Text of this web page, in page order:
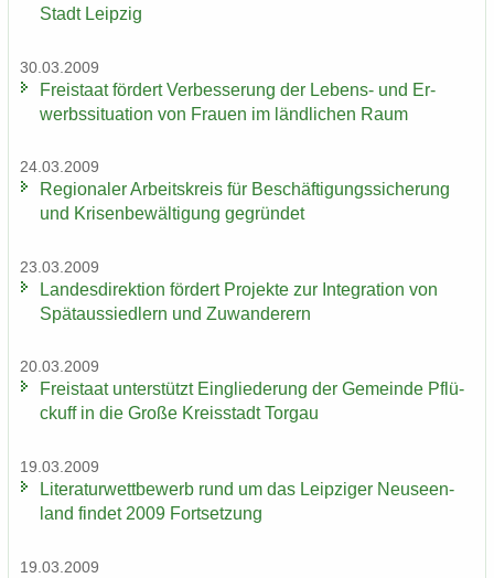
Stadt Leip­zig
30.03.2009
Frei­staat för­dert Ver­bes­se­rung der Lebens-​ und Er­
werbs­si­tua­ti­on von Frau­en im länd­li­chen Raum
24.03.2009
Re­gio­na­ler Ar­beits­kreis für Be­schäf­ti­gungs­si­che­rung
und Kri­sen­be­wäl­ti­gung ge­grün­det
23.03.2009
Lan­des­di­rek­ti­on för­dert Pro­jek­te zur In­te­gra­ti­on von
Spät­aus­sied­lern und Zu­wan­de­rern
20.03.2009
Frei­staat un­ter­stützt Ein­glie­de­rung der Ge­mein­de Pflü­
ckuff in die Große Kreis­stadt Tor­gau
19.03.2009
Li­te­ra­tur­wett­be­werb rund um das Leip­zi­ger Neu­seen­
land fin­det 2009 Fort­set­zung
19.03.2009